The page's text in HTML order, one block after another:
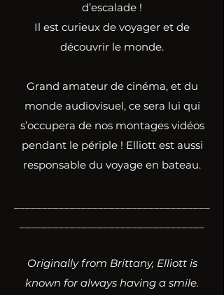
d’escalade !
Il est curieux de voyager et de
découvrir le monde.
Grand amateur de cinéma, et du
monde audiovisuel, ce sera lui qui
s’occupera de nos montages vidéos
pendant le périple ! Elliott est aussi
responsable du voyage en bateau.
Originally from Brittany, Elliott is
known for always having a smile.